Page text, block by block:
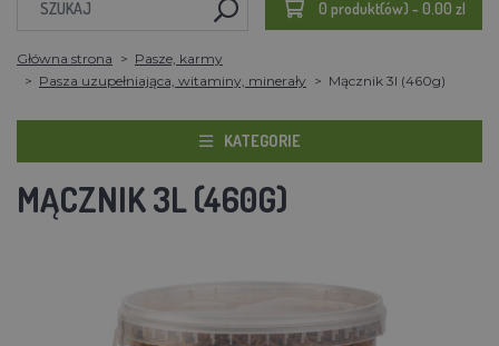
0 produkt(ów) - 0.00 zl
Główna strona
Pasze, karmy
Pasza uzupełniająca, witaminy, minerały
Mącznik 3l (460g)
KATEGORIE
MĄCZNIK 3L (460G)